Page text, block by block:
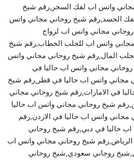
واتس اب لفك السحر,رقم شيخ
الحسد,رقم شيخ روحاني مجاني واتس
روحاني مجاني واتس اب لزواج
واتس اب للجلب الخطاب,رقم شيخ
المال,رقم شيخ روحاني مجاني واتس
مجاني واتس اب حاليا في
مجاني واتس اب حاليا في قطر,رقم شيخ
في الامارات,رقم شيخ روحاني مجاني
شيخ روحاني مجاني واتس اب حاليا
مجاني واتس اب حاليا في الاردن,رقم
حاليا في دبي,رقم شيخ روحاني
شيخ روحاني مجاني واتس اب
روحاني سعودي,شيخ روحاني